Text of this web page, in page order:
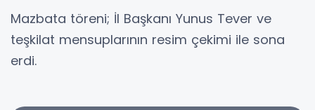
Mazbata töreni; İl Başkanı Yunus Tever ve
teşkilat mensuplarının resim çekimi ile sona
erdi.